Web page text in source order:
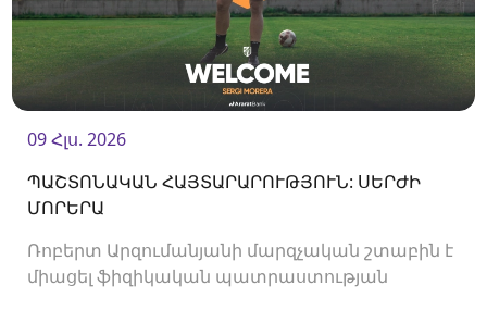
09 Հլս. 2026
ՊԱՇՏՈՆԱԿԱՆ ՀԱՅՏԱՐԱՐՈՒԹՅՈՒՆ: ՍԵՐԺԻ
ՄՈՐԵՐԱ
Ռոբերտ Արզումանյանի մարզչական շտաբին է
միացել ֆիզիկական պատրաստության